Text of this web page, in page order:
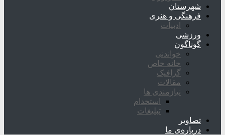
شهرستان
فرهنگی و هنری
ادبیات
ورزشی
گوناگون
خواندنی
خانه خاص
گرافیک
مقالات
نیازمندی ها
استخدام
تبلیغات
تصاویر
درباره‌ی ما